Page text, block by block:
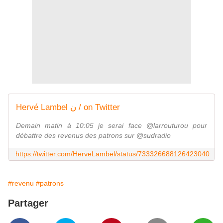
Hervé Lambel ﻥ / on Twitter
Demain matin à 10:05 je serai face @larrouturou pour
débattre des revenus des patrons sur @sudradio
https://twitter.com/HerveLambel/status/733326688126423040
#revenu #patrons
Partager